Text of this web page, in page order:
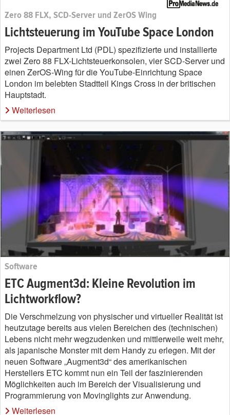
Zero 88 FLX, SCD-Server und ZerOS Wing
Lichtsteuerung im YouTube Space London
Projects Department Ltd (PDL) spezifizierte und installierte
zwei Zero 88 FLX-Lichtsteuerkonsolen, vier SCD-Server und
einen ZerOS-Wing für die YouTube-Einrichtung Space
London im belebten Stadtteil Kings Cross in der britischen
Hauptstadt.
Weiterlesen
Software
ETC Augment3d: Kleine Revolution im
Lichtworkflow?
Die Verschmelzung von physischer und virtueller Realität ist
heutzutage bereits aus vielen Bereichen des (technischen)
Lebens nicht mehr wegzudenken und mittlerweile weit mehr,
als japanische Monster mit dem Handy zu erlegen. Mit der
neuen Software „Augment3d“ des amerikanischen
Herstellers ETC kommt nun ein Teil der faszinierenden
Möglichkeiten auch im Bereich der Visualisierung und
Programmierung von Movinglights zur Anwendung.
Weiterlesen